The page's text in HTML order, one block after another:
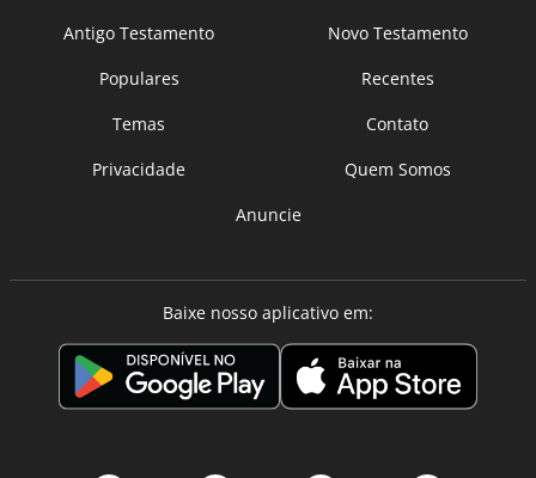
Antigo Testamento
Novo Testamento
Populares
Recentes
Temas
Contato
Privacidade
Quem Somos
Anuncie
Baixe nosso aplicativo em: